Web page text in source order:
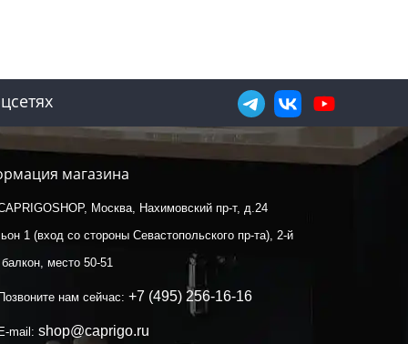
магазина
Москва, Нахимовский пр-т, д.24
1 (вход со стороны Севастопольского пр-та), 2-й
место 50-51
Позвоните нам сейчас: +7 (495) 256-16-16
E-mail: shop@caprigo.ru